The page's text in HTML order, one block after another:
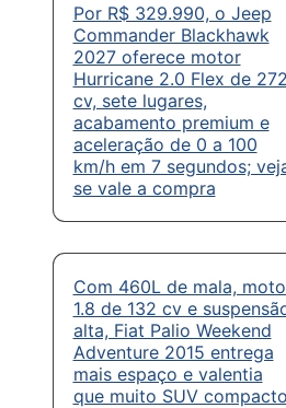
Por R$ 329.990, o Jeep
Commander Blackhawk
2027 oferece motor
Hurricane 2.0 Flex de 272
cv, sete lugares,
acabamento premium e
aceleração de 0 a 100
km/h em 7 segundos;
se vale a compra
Com 460L de mala,
1.8 de 132 cv e
alta, Fiat Palio Weekend
Adventure 2015 entrega
mais espaço e valentia
que muito SUV compacto